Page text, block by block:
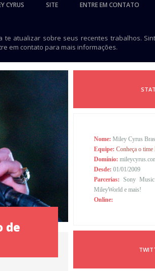
CYRUS SITE ENTRE EM CONTATO
te atualizar sobre seus recentes trabalhos.
em contato para mais informações.
de
Nome: Miley Cyrus
Equipe: Conheça o
Domínio:
Desde: 01/01/2009
Parcerias: Sony
MileyWorld e mais!
Online: